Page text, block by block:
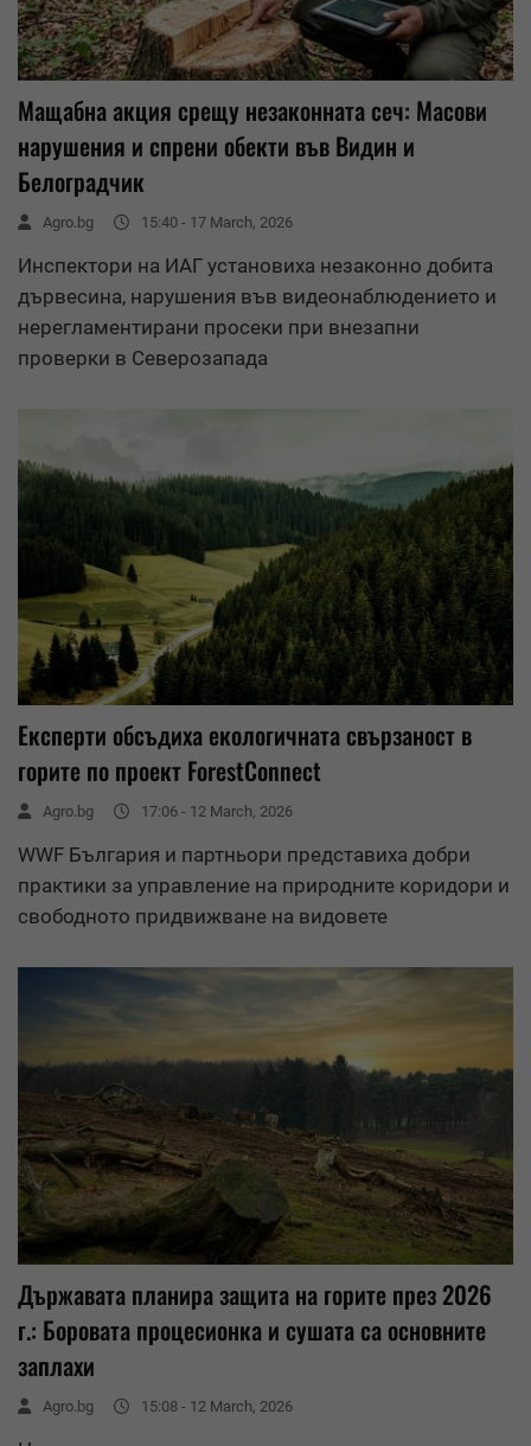
Мащабна акция срещу незаконната сеч: Масови
нарушения и спрени обекти във Видин и
Белоградчик
Agro.bg 15:40 - 17 March, 2026
Инспектори на ИАГ установиха незаконно добита
дървесина, нарушения във видеонаблюдението и
нерегламентирани просеки при внезапни
проверки в Северозапада
Експерти обсъдиха екологичната свързаност в
горите по проект ForestConnect
Agro.bg 17:06 - 12 March, 2026
WWF България и партньори представиха добри
практики за управление на природните коридори и
свободното придвижване на видовете
Държавата планира защита на горите през 2026
г.: Боровата процесионка и сушата са основните
заплахи
Agro.bg 15:08 - 12 March, 2026